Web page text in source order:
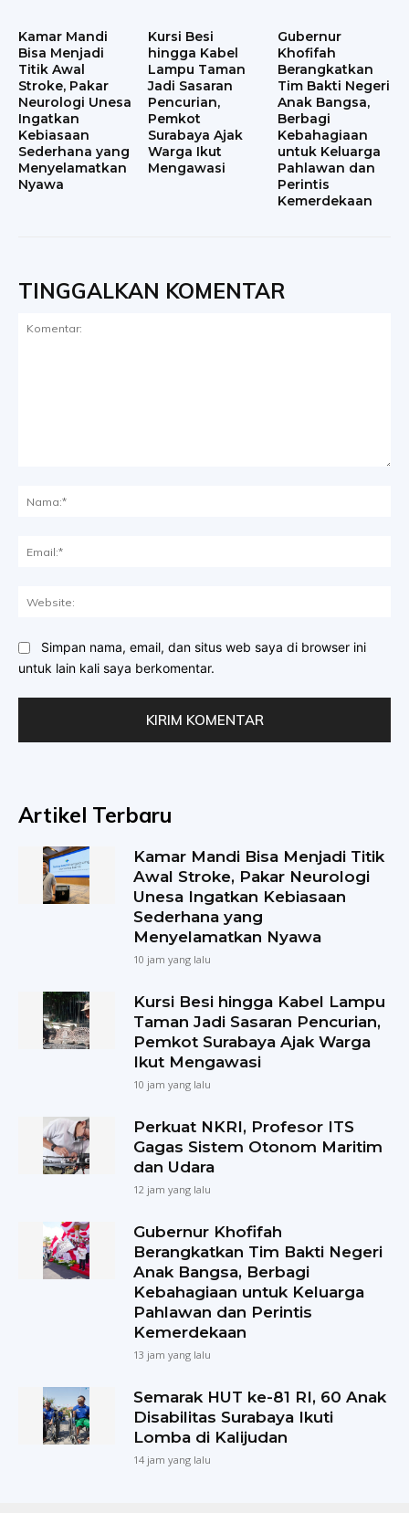
Kamar Mandi
Bisa Menjadi
Titik Awal
Stroke, Pakar
Neurologi Unesa
Ingatkan
Kebiasaan
Sederhana yang
Menyelamatkan
Nyawa
Kursi Besi
hingga Kabel
Lampu Taman
Jadi Sasaran
Pencurian,
Pemkot
Surabaya Ajak
Warga Ikut
Mengawasi
Gubernur
Khofifah
Berangkatkan
Tim Bakti Negeri
Anak Bangsa,
Berbagi
Kebahagiaan
untuk Keluarga
Pahlawan dan
Perintis
Kemerdekaan
TINGGALKAN KOMENTAR
Simpan nama, email, dan situs web saya di browser ini
untuk lain kali saya berkomentar.
Artikel Terbaru
Kamar Mandi Bisa Menjadi Titik
Awal Stroke, Pakar Neurologi
Unesa Ingatkan Kebiasaan
Sederhana yang
Menyelamatkan Nyawa
10 jam yang lalu
Kursi Besi hingga Kabel Lampu
Taman Jadi Sasaran Pencurian,
Pemkot Surabaya Ajak Warga
Ikut Mengawasi
10 jam yang lalu
Perkuat NKRI, Profesor ITS
Gagas Sistem Otonom Maritim
dan Udara
12 jam yang lalu
Gubernur Khofifah
Berangkatkan Tim Bakti Negeri
Anak Bangsa, Berbagi
Kebahagiaan untuk Keluarga
Pahlawan dan Perintis
Kemerdekaan
13 jam yang lalu
Semarak HUT ke-81 RI, 60 Anak
Disabilitas Surabaya Ikuti
Lomba di Kalijudan
14 jam yang lalu